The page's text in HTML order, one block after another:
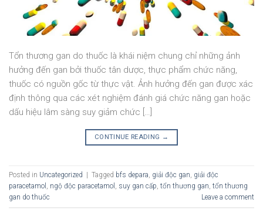
Tổn thương gan do thuốc là khái niệm chung chỉ những ảnh
hưởng đến gan bởi thuốc tân dược, thực phẩm chức năng,
thuốc có nguồn gốc từ thực vật. Ảnh hưởng đến gan được xác
định thông qua các xét nghiệm đánh giá chức năng gan hoặc
dấu hiệu lâm sàng suy giảm chức […]
CONTINUE READING →
Posted in Uncategorized Tagged bfs depara, giải độc gan, giải độc
paracetamol , ngộ độc paracetamol , suy gan cấp, tổn thương gan, tổn thương
gan do thuốc
Leave a comment